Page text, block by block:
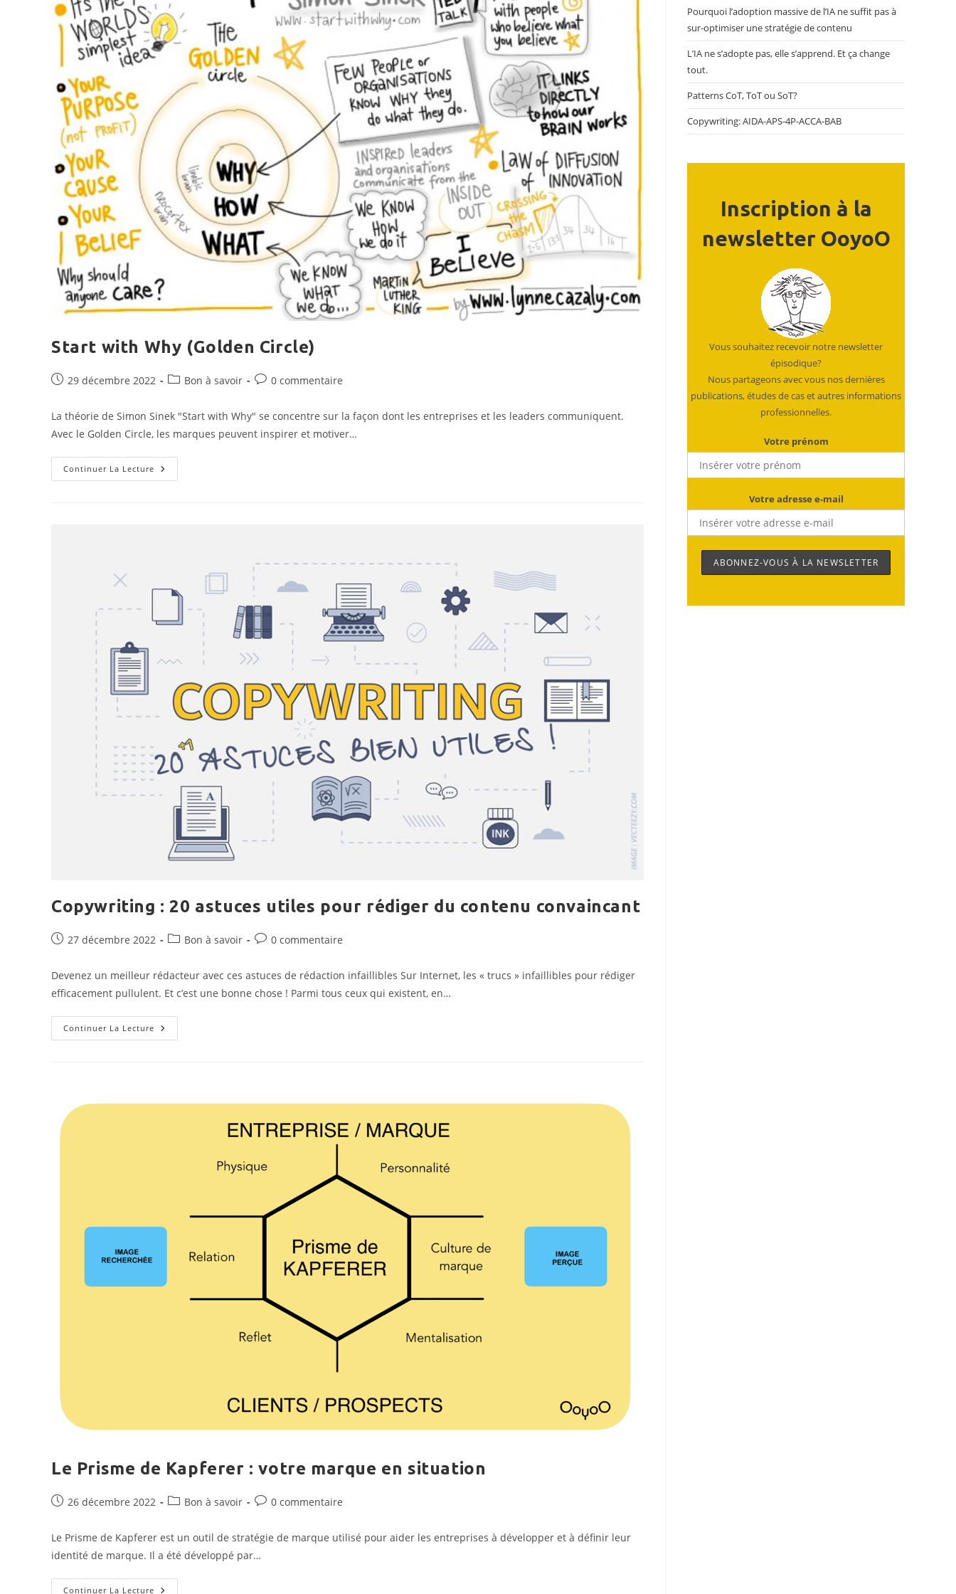
Start with Why (Golden Circle)
Publication
29 décembre 2022
PostBon à savoir
Commentaires
la
0 commentaire
La théorie de Simon Sinek "Start with Why" se concentre sur la façon dont les entreprises et les leaders communiquent.
Avec le Golden Circle, les marques peuvent inspirer et motiver…
Continuer La Lecture Start
With
Copywriting : 20 astuces utiles pour rédiger du contenu convaincant
Publication
27 décembre 2022
PostBon à savoir
Commentaires
la
0 commentaire
Devenez un meilleur rédacteur avec ces astuces de rédaction infaillibles Sur Internet, les « trucs » infaillibles pour rédiger
efficacement pullulent. Et c’est une bonne chose ! Parmi tous ceux qui existent, en…
Continuer La Lecture Copywriting
:
Contenu
Le Prisme de Kapferer : votre marque en situation
Publication
26 décembre 2022
PostBon à savoir
Commentaires
la
publication :
0 commentaire
Le Prisme de Kapferer est un outil de stratégie de marque utilisé pour aider les entreprises à développer et à définir leur
identité de marque. Il a été développé par…
Continuer La Lecture Le
Pourquoi l’adoption massive de l’IA ne suffit pas à
sur-optimiser une stratégie de contenu
L’IA ne s’adopte pas, elle s’apprend. Et ça change
tout.
Patterns CoT, ToT ou SoT?
Copywriting: AIDA-APS-4P-ACCA-BAB
Inscription à la
newsletter OoyoO
Vous souhaitez recevoir notre newsletter
épisodique?
Nous partageons avec vous nos dernières
publications, études de cas et autres informations
professionnelles.
Votre prénom
Votre adresse e-mail